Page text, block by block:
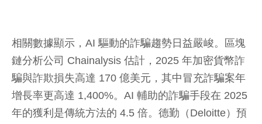
相關數據顯示，AI 驅動的詐騙趨勢日益嚴峻。區塊
鏈分析公司 Chainalysis 估計，2025 年加密貨幣詐
騙與詐欺損失高達 170 億美元，其中冒充詐騙案年
增長率更高達 1,400%。AI 輔助的詐騙手段在 2025
年的獲利是傳統方法的 4.5 倍。德勤（Deloitte）預